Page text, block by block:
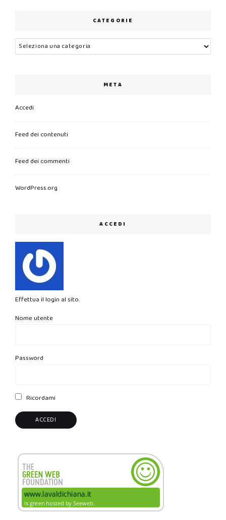
CATEGORIE
Categorie
META
Accedi
Feed dei contenuti
Feed dei commenti
WordPress.org
ACCEDI
Effettua il login al sito.
Nome utente
Password
Ricordami